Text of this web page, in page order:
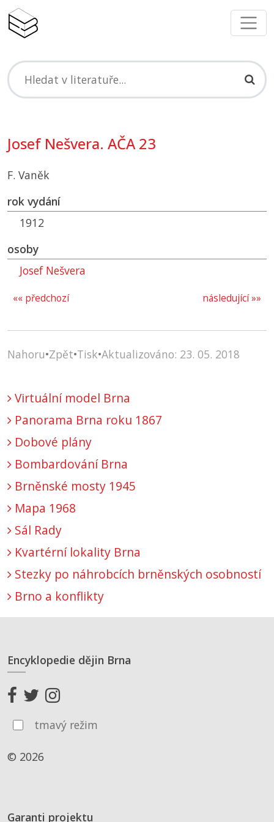
Josef Nešvera. AČA 23
F. Vaněk
rok vydání
1912
osoby
Josef Nešvera
následující »»
«« předchozí
Nahoru•Zpět•Tisk•Aktualizováno: 23. 05. 2018
Virtuální model Brna
Panorama Brna roku 1867
Dobové plány
Bombardování Brna
Brněnské mosty 1945
Mapa 1968
Sál Rady
Kvartérní lokality Brna
Stezky po náhrobcích brněnských osobností
Brno a konflikty
Encyklopedie dějin Brna
tmavý režim
© 2026
Garanti projektu